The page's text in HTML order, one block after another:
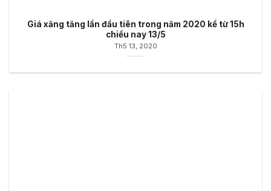
Giá xăng tăng lần đầu tiên trong năm 2020 kể từ 15h
chiều nay 13/5
Th5 13, 2020